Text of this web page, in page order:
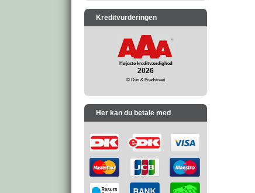
Kreditvurderingen
Højeste kreditværdighed
2026
© Dun & Bradstreet
Her kan du betale med